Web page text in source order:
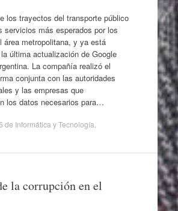
los trayectos del transporte público
servicios más esperados por los
área metropolitana, y ya está
última actualización de Google
La compañía realizó el
conjunta con las autoridades
y las empresas que
los datos necesarios para…
de Informática y Tecnología
la corrupción en el